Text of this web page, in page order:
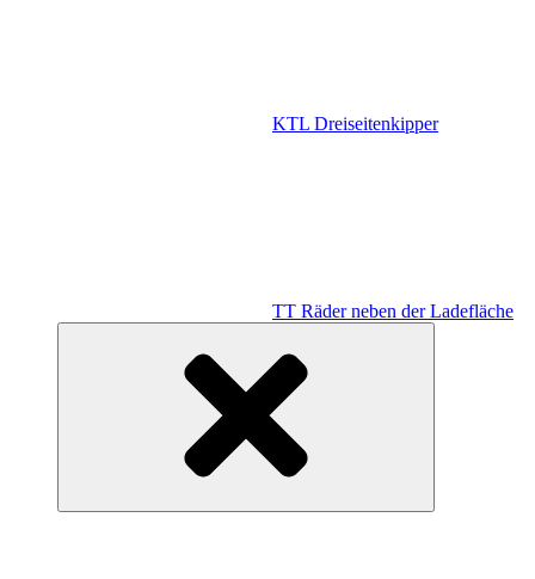
KTL Dreiseitenkipper
TT Räder neben der Ladefläche